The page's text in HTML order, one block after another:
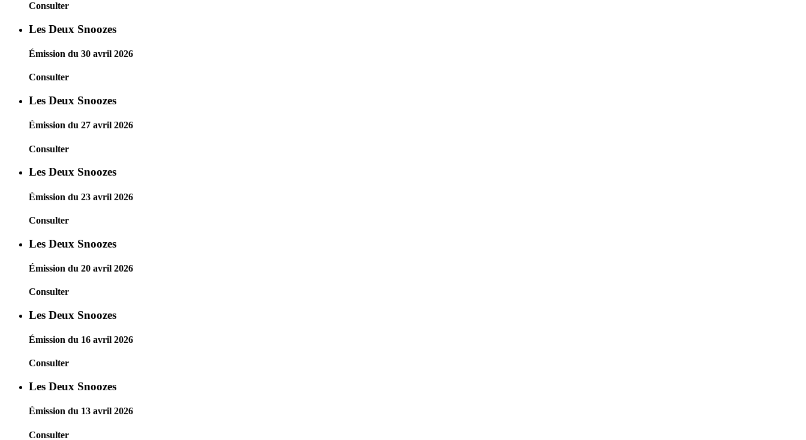
Consulter
Les Deux Snoozes
Émission du 30 avril 2026
Consulter
Les Deux Snoozes
Émission du 27 avril 2026
Consulter
Les Deux Snoozes
Émission du 23 avril 2026
Consulter
Les Deux Snoozes
Émission du 20 avril 2026
Consulter
Les Deux Snoozes
Émission du 16 avril 2026
Consulter
Les Deux Snoozes
Émission du 13 avril 2026
Consulter